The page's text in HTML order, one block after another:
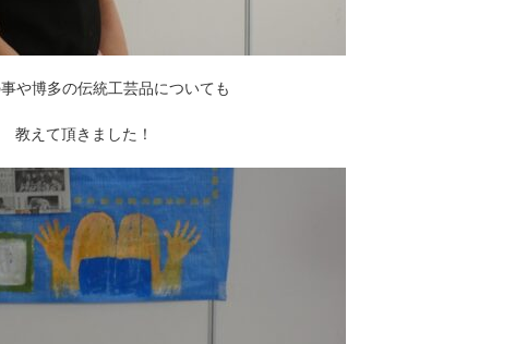
や博多の伝統工芸品についても
教えて頂きました！